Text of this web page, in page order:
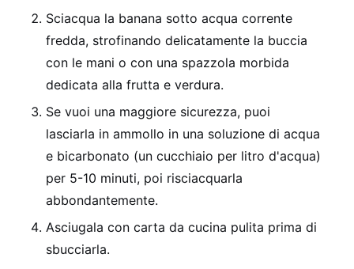
Sciacqua la banana sotto acqua corrente
fredda, strofinando delicatamente la buccia
con le mani o con una spazzola morbida
dedicata alla frutta e verdura.
Se vuoi una maggiore sicurezza, puoi
lasciarla in ammollo in una soluzione di acqua
e bicarbonato (un cucchiaio per litro d'acqua)
per 5-10 minuti, poi risciacquarla
abbondantemente.
Asciugala con carta da cucina pulita prima di
sbucciarla.